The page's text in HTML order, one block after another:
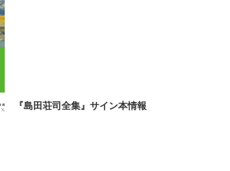
『島田荘司全集』サイン本情報